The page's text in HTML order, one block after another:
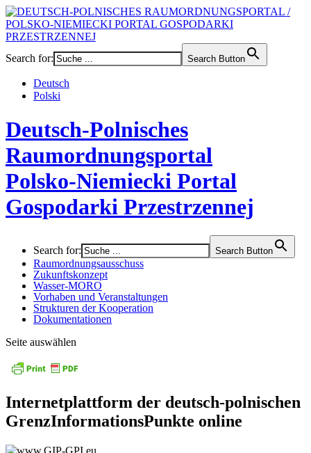
Search for: Search Button
Deutsch
Polski
Deutsch-Polnisches
Raumordnungsportal
Polsko-Niemiecki Portal
Gospodarki Przestrzennej
Search for: Search Button
Raumordnungsausschuss
Zukunftskonzept
Wasser-MORO
Vorhaben und Veranstaltungen
Strukturen der Kooperation
Dokumentationen
Seite auswählen
Internetplattform der deutsch-polnischen
GrenzInformationsPunkte online